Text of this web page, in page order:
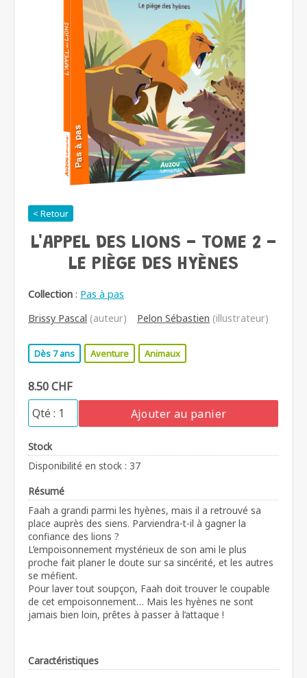
< Retour
L'APPEL DES LIONS - TOME 2 -
LE PIÈGE DES HYÈNES
Collection : Pas à pas
Brissy Pascal (auteur) Pelon Sébastien (illustrateur)
Dès 7 ans Aventure Animaux
8.50 CHF
Ajouter au panier
Stock
Disponibilité en stock : 37
Résumé
Faah a grandi parmi les hyènes, mais il a retrouvé sa
place auprès des siens. Parviendra-t-il à gagner la
confiance des lions ?
L’empoisonnement mystérieux de son ami le plus
proche fait planer le doute sur sa sincérité, et les autres
se méfient.
Pour laver tout soupçon, Faah doit trouver le coupable
de cet empoisonnement… Mais les hyènes ne sont
jamais bien loin, prêtes à passer à l’attaque !
Caractéristiques